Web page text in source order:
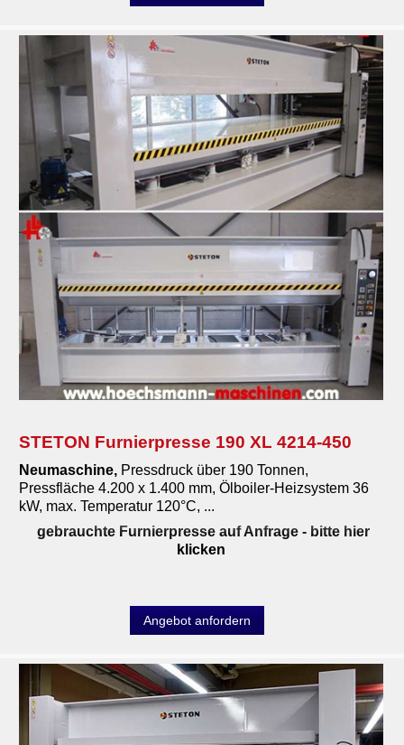
STETON Furnierpresse 190 XL 4214-450
Neumaschine, Pressdruck über 190 Tonnen,
Pressfläche 4.200 x 1.400 mm, Ölboiler-Heizsystem 36
kW, max. Temperatur 120°C, ...
gebrauchte Furnierpresse auf Anfrage- bitte hier
klicken
Angebot anfordern